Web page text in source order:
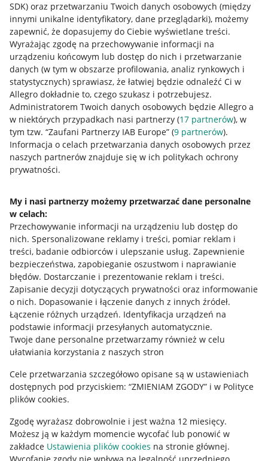
SDK) oraz przetwarzaniu Twoich danych osobowych (między
innymi unikalne identyfikatory, dane przeglądarki), możemy
zapewnić, że dopasujemy do Ciebie wyświetlane treści.
Wyrażając zgodę na przechowywanie informacji na
urządzeniu końcowym lub dostęp do nich i przetwarzanie
danych (w tym w obszarze profilowania, analiz rynkowych i
statystycznych) sprawiasz, że łatwiej będzie odnaleźć Ci w
Allegro dokładnie to, czego szukasz i potrzebujesz.
Administratorem Twoich danych osobowych będzie Allegro a
w niektórych przypadkach nasi partnerzy (17 partnerów), w
tym tzw. “Zaufani Partnerzy IAB Europe” (9 partnerów).
Informacja o celach przetwarzania danych osobowych przez
naszych partnerów znajduje się w ich politykach ochrony
prywatności.
My i nasi partnerzy możemy przetwarzać dane personalne
w celach:
Przechowywanie informacji na urządzeniu lub dostęp do
nich. Spersonalizowane reklamy i treści, pomiar reklam i
treści, badanie odbiorców i ulepszanie usług. Zapewnienie
bezpieczeństwa, zapobieganie oszustwom i naprawianie
błędów. Dostarczanie i prezentowanie reklam i treści.
Zapisanie decyzji dotyczących prywatności oraz informowanie
o nich. Dopasowanie i łączenie danych z innych źródeł.
Łączenie różnych urządzeń. Identyfikacja urządzeń na
podstawie informacji przesyłanych automatycznie.
Twoje dane personalne przetwarzamy również w celu
ułatwiania korzystania z naszych stron
Cele przetwarzania szczegółowo opisane są w ustawieniach
dostępnych pod przyciskiem: “ZMIENIAM ZGODY” i w Polityce
plików cookies.
Zgodę wyrażasz dobrowolnie i jest ważna 12 miesięcy.
Możesz ją w każdym momencie wycofać lub ponowić w
zakładce Ustawienia plików cookies na stronie głównej.
Przydatne informacje
Jak to działa
Allegro Gadane dla sprzedających
Allegro Gadane dla kupujących
Mapa miejscowości
Informacje prawne
Regulamin
Polityka plików "cookies"
Ustawienia plików "cookies"
Udostępnianie lokalizacji
Informacje dla Aktu o Usługach Cyfrowych
Pobierz aplikację